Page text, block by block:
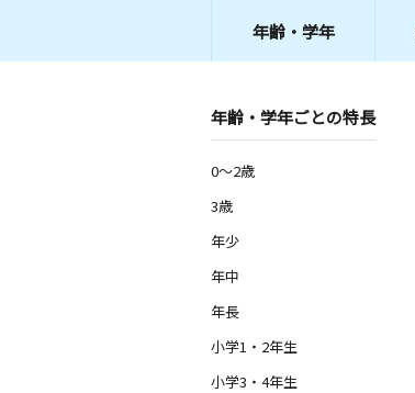
年齢・学年
年齢・学年ごとの特長
0～2歳
3歳
年少
年中
年長
小学1・2年生
小学3・4年生